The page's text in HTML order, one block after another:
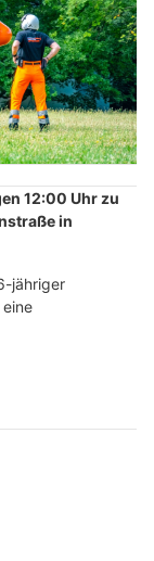
12:00 Uhr zu
in
jähriger